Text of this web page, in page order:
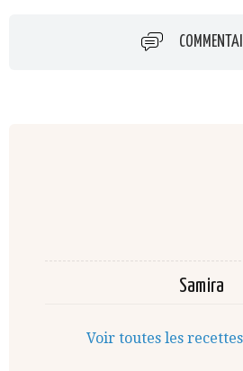
Samira
Voir toutes les